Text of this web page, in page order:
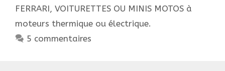
pour
adultes
FERRARI, VOITURETTES OU MINIS MOTOS à
moteurs thermique ou électrique.
5 commentaires